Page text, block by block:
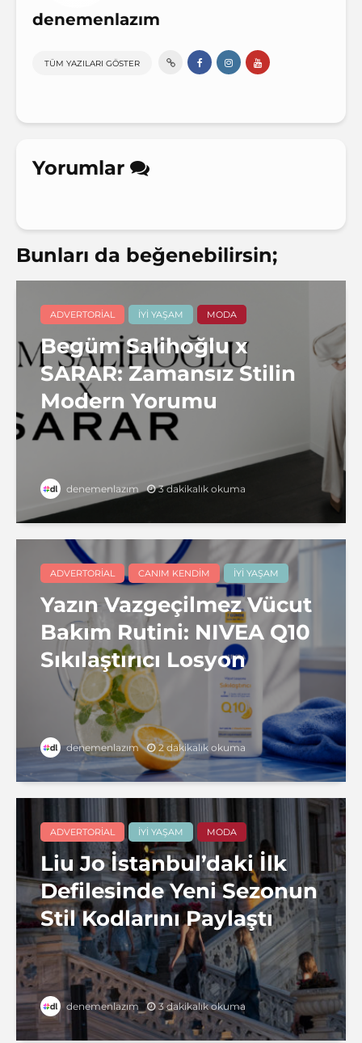
denemenlazım
TÜM YAZILARI GÖSTER
Yorumlar
Bunları da beğenebilirsin;
ADVERTORIAL İYI YAŞAM MODA
Begüm Salihoğlu x
SARAR: Zamansız Stilin
Modern Yorumu
denemenlazım 3 dakikalık okuma
ADVERTORIAL CANIM KENDIM İYI YAŞAM
Yazın Vazgeçilmez Vücut
Bakım Rutini: NIVEA Q10
Sıkılaştırıcı Losyon
denemenlazım 2 dakikalık okuma
ADVERTORIAL İYI YAŞAM MODA
Liu Jo İstanbul’daki İlk
Defilesinde Yeni Sezonun
Stil Kodlarını Paylaştı
denemenlazım 3 dakikalık okuma